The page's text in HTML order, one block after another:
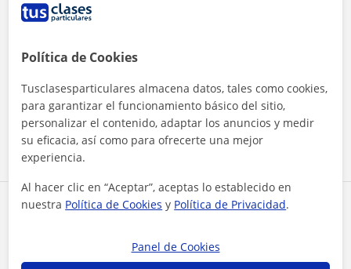
Comparte a este profesor
Al hacer clic, aceptas nuestro aviso legaly de privacidad
Contactar ahora
Política de Cookies
Tusclasesparticulares almacena datos, tales como cookies,
para garantizar el funcionamiento básico del sitio,
personalizar el contenido, adaptar los anuncios y medir
su eficacia, así como para ofrecerte una mejor
experiencia.
Al hacer clic en “Aceptar”, aceptas lo establecido en
nuestra Política de Cookies y Política de Privacidad.
Panel de Cookies